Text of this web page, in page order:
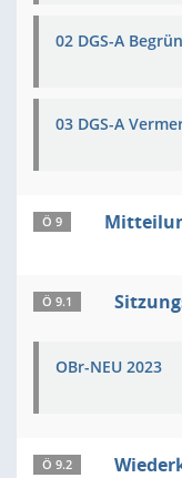
02 DGS-A
03 DGS-A
Ö 9
Ö 9.1
OBr-NEU 2023
Ö 9.2